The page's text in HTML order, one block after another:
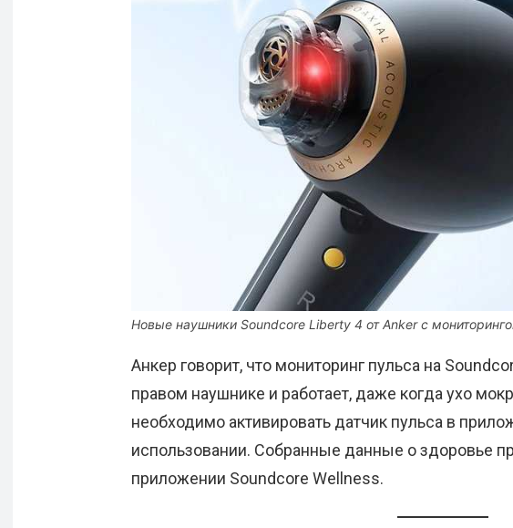
Новые наушники Soundcore Liberty 4 от Anker с
Анкер говорит, что мониторинг пульса на
правом наушнике и работает, даже когда ухо
необходимо активировать датчик пульса в
использовании. Собранные данные о здоровье
приложении Soundcore Wellness.